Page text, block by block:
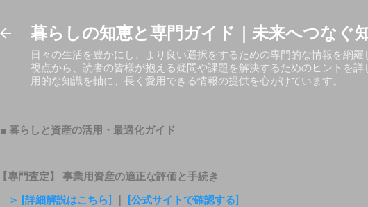
暮らしの知恵と専門ガイド｜未来へつなぐ
日々の生活を豊かにし、より良い選択をするための専門的な情報を網
視点から、読者の皆様が抱える疑問や課題を解決するためのヒントを
用的な知識を軸に、長く愛用できる情報の提供を心がけています。
■ 暮らしと資産の活用・最適化ガイド
【専門査定】 事業用資産の適正な評価と手続き
＞ [詳細解説はこちら]
[公式サイトで確認する]